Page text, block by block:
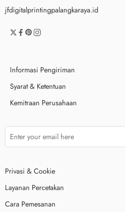
jfdigitalprintingpalangkaraya.id
Informasi Pengiriman
Syarat & Ketentuan
Kemitraan Perusahaan
Privasi & Cookie
Layanan Percetakan
Cara Pemesanan